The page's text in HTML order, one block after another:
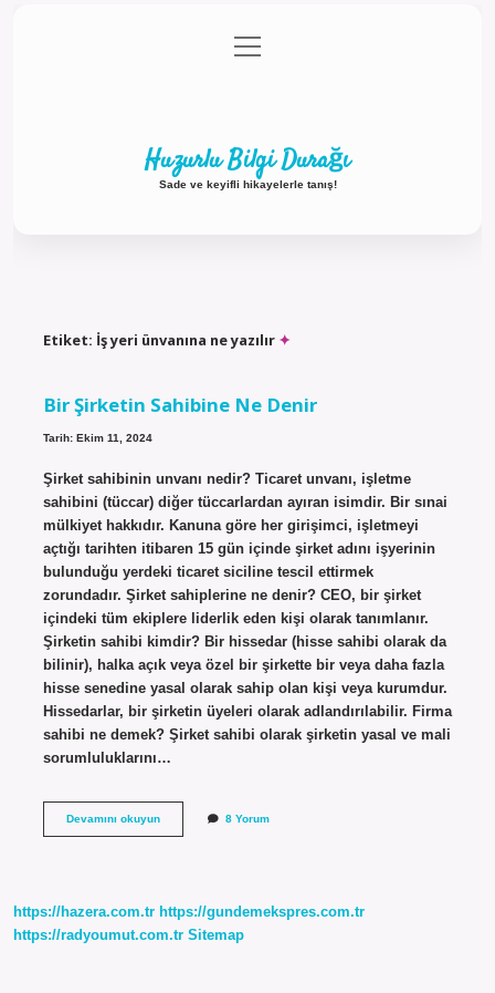
Gizlilik Politikası
menüyü
aç
Huzurlu Bilgi Durağı
Sade ve keyifli hikayelerle tanış!
Etiket: İş yeri ünvanına ne yazılır
Bir Şirketin Sahibine Ne Denir
Tarih: Ekim 11, 2024
Şirket sahibinin unvanı nedir? Ticaret unvanı, işletme
sahibini (tüccar) diğer tüccarlardan ayıran isimdir. Bir sınai
mülkiyet hakkıdır. Kanuna göre her girişimci, işletmeyi
açtığı tarihten itibaren 15 gün içinde şirket adını işyerinin
bulunduğu yerdeki ticaret siciline tescil ettirmek
zorundadır. Şirket sahiplerine ne denir? CEO, bir şirket
içindeki tüm ekiplere liderlik eden kişi olarak tanımlanır.
Şirketin sahibi kimdir? Bir hissedar (hisse sahibi olarak da
bilinir), halka açık veya özel bir şirkette bir veya daha fazla
hisse senedine yasal olarak sahip olan kişi veya kurumdur.
Hissedarlar, bir şirketin üyeleri olarak adlandırılabilir. Firma
sahibi ne demek? Şirket sahibi olarak şirketin yasal ve mali
sorumluluklarını…
Devamını okuyunBir
8 Yorum
https://hazera.com.tr https://gundemekspres.com.tr
https://radyoumut.com.tr Sitemap